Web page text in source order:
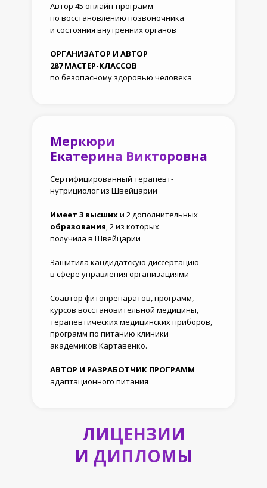
Автор 45 онлайн-программ
по восстановлению позвоночника
и состояния внутренних органов
ОРГАНИЗАТОР И АВТОР
287 МАСТЕР-КЛАССОВ
по безопасному здоровью человека
Сертифицированный терапевт-
нутрициолог из Швейцарии
Имеет 3 высшихи 2 дополнительных
образования, 2 из которых
получила в Швейцарии
Защитила кандидатскую диссертацию
в сфере управления организациями
Соавтор фитопрепаратов, программ,
курсов восстановительной медицины,
терапевтических медицинских приборов,
программ по питанию клиники
академиков Картавенко.
АВТОР И РАЗРАБОТЧИК ПРОГРАММ
адаптационного питания
Меркюри
Екатерина Викторовна
ЛИЦЕНЗИИ
И ДИПЛОМЫ